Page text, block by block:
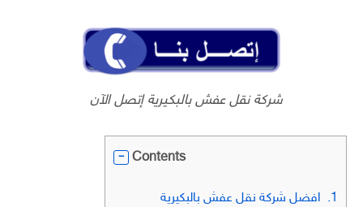
شركة نقل عفش بالبكيرية إتصل الآن
Contents
1.
افضل شركة نقل عفش بالبكيرية